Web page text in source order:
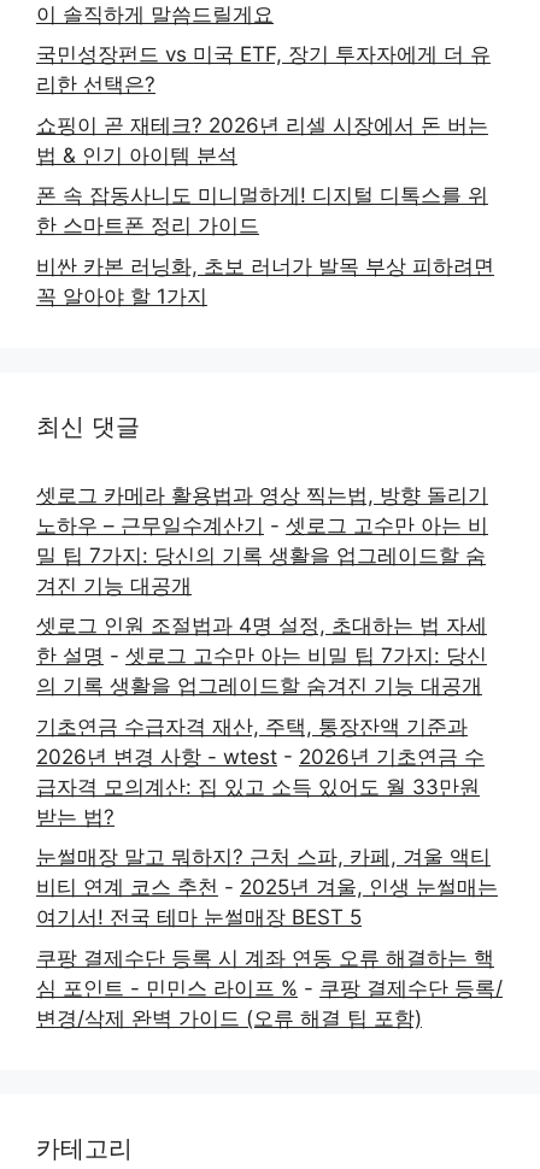
이 솔직하게 말씀드릴게요
국민성장펀드 vs 미국 ETF, 장기 투자자에게 더 유
리한 선택은?
쇼핑이 곧 재테크? 2026년 리셀 시장에서 돈 버는
법 & 인기 아이템 분석
폰 속 잡동사니도 미니멀하게! 디지털 디톡스를 위
한 스마트폰 정리 가이드
비싼 카본 러닝화, 초보 러너가 발목 부상 피하려면
꼭 알아야 할 1가지
최신 댓글
셋로그 카메라 활용법과 영상 찍는법, 방향 돌리기
노하우 – 근무일수계산기 - 셋로그 고수만 아는 비
밀 팁 7가지: 당신의 기록 생활을 업그레이드할 숨
겨진 기능 대공개
셋로그 인원 조절법과 4명 설정, 초대하는 법 자세
한 설명 - 셋로그 고수만 아는 비밀 팁 7가지: 당신
의 기록 생활을 업그레이드할 숨겨진 기능 대공개
기초연금 수급자격 재산, 주택, 통장잔액 기준과
2026년 변경 사항 - wtest - 2026년 기초연금 수
급자격 모의계산: 집 있고 소득 있어도 월 33만원
받는 법?
눈썰매장 말고 뭐하지? 근처 스파, 카페, 겨울 액티
비티 연계 코스 추천 - 2025년 겨울, 인생 눈썰매는
여기서! 전국 테마 눈썰매장 BEST 5
쿠팡 결제수단 등록 시 계좌 연동 오류 해결하는 핵
심 포인트 - 민민스 라이프 % - 쿠팡 결제수단 등록/
변경/삭제 완벽 가이드 (오류 해결 팁 포함)
카테고리